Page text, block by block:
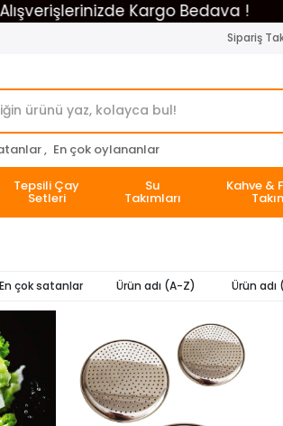
Kargo Bedava !
Sipariş
, En çok oylananlar
Tepsili Çay
Setleri
Su
Takımları
Kahve &
En çok satanlar Ürün adı (A-Z) Ürün adı